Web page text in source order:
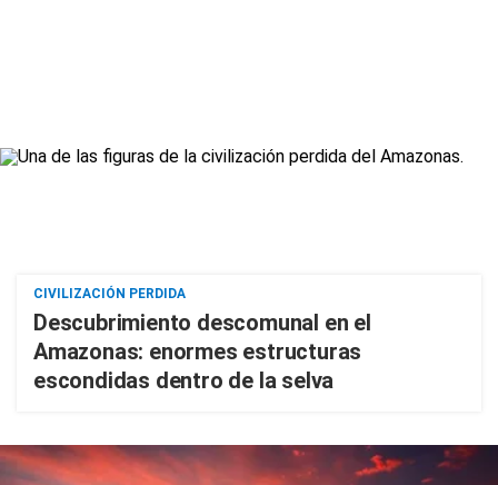
CIVILIZACIÓN PERDIDA
Descubrimiento descomunal en el
Amazonas: enormes estructuras
escondidas dentro de la selva